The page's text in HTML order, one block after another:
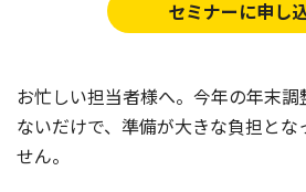
セミナーに申し
お忙しい担当者様へ。今年の年末調
ないだけで、準備が大きな負担とな
せん。